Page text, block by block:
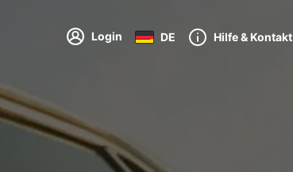
Login DE Hilfe & Kontakt